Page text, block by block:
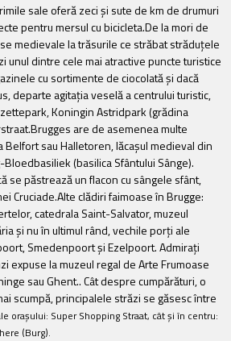
sale oferă zeci şi sute de km de drumuri
pentru mersul cu bicicleta.De la mori de
medievale latrăsurile ce străbat străduţele
unul dintre cele mai atractive puncte turistice
cu sortimente de ciocolată şi dacă
departe agitaţia veselă a centrului turistic,
Koningin Astridpark (grădina
are de asemenea multe
Belfort sau Halletoren, lăcaşul medieval din
(basilica Sfântului Sânge).
se păstrează un flacon cu sângele sfânt,
Cruciade.Alte clădiri faimoase în Brugge:
catedrala Saint-Salvator, muzeul
şi nu în ultimul rând, vechile porţi ale
,SmedenpoortşiEzelpoort. Admiraţi
expuse la muzeulregal de Arte Frumoase
sau Ghent.. Cât despre cumpărături, o
scumpă, principalele străzi se găsesc între
oraşului: Super Shopping Straat, cât şi în centru:
(Burg).